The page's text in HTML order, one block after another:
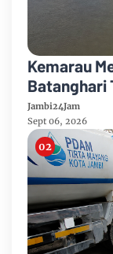
Kemarau
Batanghari
Hadapi
Karhutla
Jambi24Jam
Sept 06, 2026